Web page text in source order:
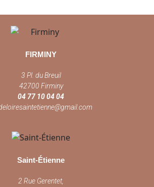
FIRMINY
3 Pl. du Breuil
42700 Firminy
04 77 10 04 04
Saint-Étienne
2 Rue Gerentet,